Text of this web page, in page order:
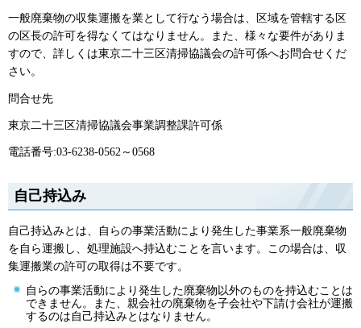
一般廃棄物の収集運搬を業として行なう場合は、区域を管轄する区
の区長の許可を得なくてはなりません。また、様々な要件がありま
すので、詳しくは東京二十三区清掃協議会の許可係へお問合せくだ
さい。
問合せ先
東京二十三区清掃協議会事業調整課許可係
電話番号:03-6238-0562～0568
自己持込み
自己持込みとは、自らの事業活動により発生した事業系一般廃棄物
を自ら運搬し、処理施設へ持込むことを言います。この場合は、収
集運搬業の許可の取得は不要です。
自らの事業活動により発生した廃棄物以外のものを持込むことは
できません。また、親会社の廃棄物を子会社や下請け会社が運搬
するのは自己持込みとはなりません。